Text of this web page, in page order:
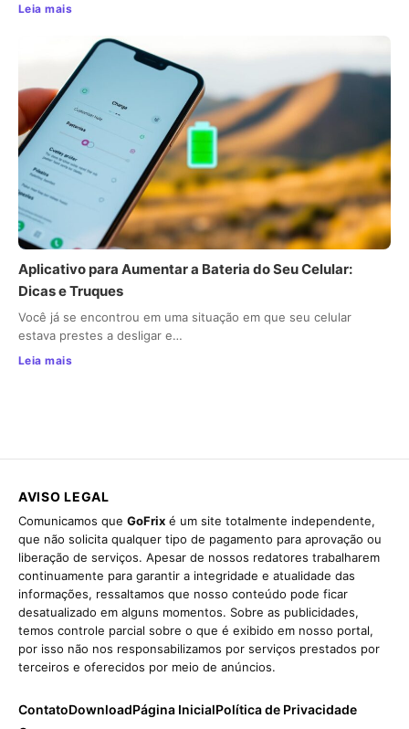
Leia mais
Aplicativo para Aumentar a Bateria do Seu Celular:
Dicas e Truques
Você já se encontrou em uma situação em que seu celular
estava prestes a desligar e…
Leia mais
AVISO LEGAL
Comunicamos que GoFrix é um site totalmente independente,
que não solicita qualquer tipo de pagamento para aprovação ou
liberação de serviços. Apesar de nossos redatores trabalharem
continuamente para garantir a integridade e atualidade das
informações, ressaltamos que nosso conteúdo pode ficar
desatualizado em alguns momentos. Sobre as publicidades,
temos controle parcial sobre o que é exibido em nosso portal,
por isso não nos responsabilizamos por serviços prestados por
terceiros e oferecidos por meio de anúncios.
ContatoDownloadPágina InicialPolítica de Privacidade